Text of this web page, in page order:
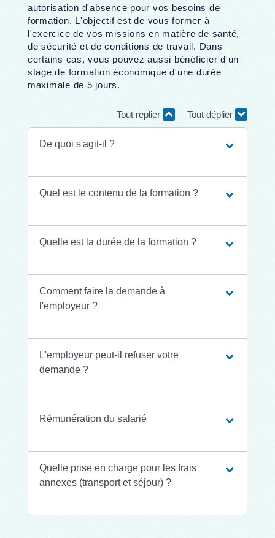
autorisation d'absence pour vos besoins de
formation. L'objectif est de vous former à
l'exercice de vos missions en matière de santé,
de sécurité et de conditions de travail. Dans
certains cas, vous pouvez aussi bénéficier d'un
stage de formation économique d'une durée
maximale de 5 jours.
Tout replier Tout déplier
De quoi s'agit-il ?
Quel est le contenu de la formation ?
Quelle est la durée de la formation ?
Comment faire la demande à
l'employeur ?
L'employeur peut-il refuser votre
demande ?
Rémunération du salarié
Quelle prise en charge pour les frais
annexes (transport et séjour) ?